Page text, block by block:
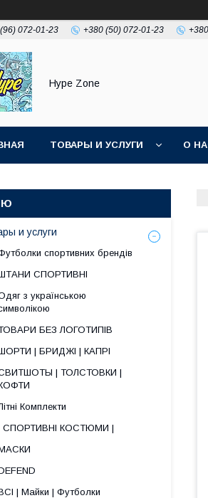
072-01-23 +380 (50) 072-01-23
Hype Zone
ТОВАРЫ И УСЛУГИ О
и услуги
спортивних брендів
СПОРТИВНІ
з українською
БЕЗ ЛОГОТИПІВ
| БРИДЖІ | КАПРІ
| ТОЛСТОВКИ |
Комплекти
СПОРТИВНІ КОСТЮМИ |
| Майки | Футболки